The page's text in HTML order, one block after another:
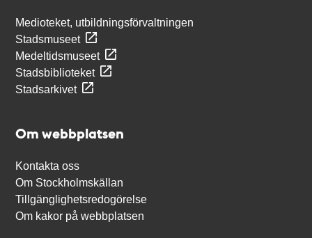
Medioteket, utbildningsförvaltningen
Stadsmuseet
Medeltidsmuseet
Stadsbiblioteket
Stadsarkivet
Om webbplatsen
Kontakta oss
Om Stockholmskällan
Tillgänglighetsredogörelse
Om kakor på webbplatsen